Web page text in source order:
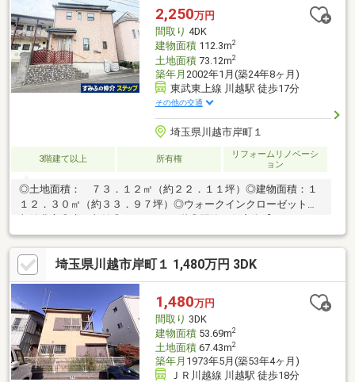
トナーであること。 4.ウソやおとり広告は一切使いません。(デー
タ更新は迅速に行います。）5.お客様の個人情報は細心の注意を
払って取り扱いします。
2,250万円
間取り 4DK
建物面積112.3m2
土地面積73.12m2
築年月 2002年1月(築24年8ヶ月)
東武東上線 川越駅 徒歩17分
その他の交通
埼玉県川越市岸町１
3階建て以上 所有権
リフォームリノベーシ
ョン
◎土地面積： ７３．１２㎡（約２２．１１坪）◎建物面積：１
１２．３０㎡（約３３．９７坪）◎ウォークインクローゼット◎
履歴】・2015年10月 1階・2階トイレ交換、浴室水栓交換・2024
年7月 洗面化粧台交換、浴室換気栓交換・2025年6月 給湯器交
換、キッチン水栓交換
埼玉県川越市岸町１ 1,480万円 3DK
1,480万円
間取り 3DK
建物面積53.69m2
土地面積67.43m2
築年月 1973年5月(築53年4ヶ月)
ＪＲ川越線 川越駅 徒歩18分